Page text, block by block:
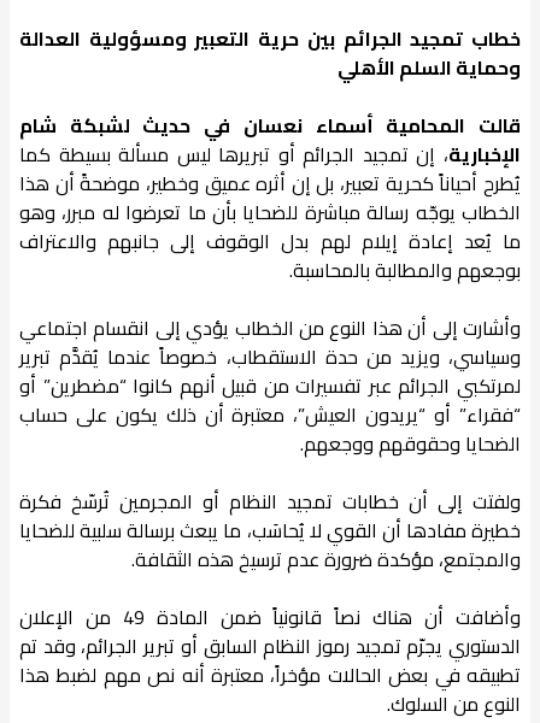
خطاب تمجيد الجرائم بين حرية التعبير ومسؤولية العدالة
وحماية السلم الأهلي
قالت المحامية أسماء نعسان في حديث لشبكة شام
الإخبارية، إن تمجيد الجرائم أو تبريرها ليس مسألة بسيطة كما
يُطرح أحياناً كحرية تعبير، بل إن أثره عميق وخطير، موضحةً أن هذا
الخطاب يوجّه رسالة مباشرة للضحايا بأن ما تعرضوا له مبرر، وهو
ما يُعد إعادة إيلام لهم بدل الوقوف إلى جانبهم والاعتراف
بوجعهم والمطالبة بالمحاسبة.
وأشارت إلى أن هذا النوع من الخطاب يؤدي إلى انقسام اجتماعي
وسياسي، ويزيد من حدة الاستقطاب، خصوصاً عندما يُقدَّم تبرير
لمرتكبي الجرائم عبر تفسيرات من قبيل أنهم كانوا “مضطرين” أو
“فقراء” أو “يريدون العيش”، معتبرة أن ذلك يكون على حساب
الضحايا وحقوقهم ووجعهم.
ولفتت إلى أن خطابات تمجيد النظام أو المجرمين تُرسّخ فكرة
خطيرة مفادها أن القوي لا يُحاسَب، ما يبعث برسالة سلبية للضحايا
والمجتمع، مؤكدة ضرورة عدم ترسيخ هذه الثقافة.
وأضافت أن هناك نصاً قانونياً ضمن المادة 49 من الإعلان
الدستوري يجرّم تمجيد رموز النظام السابق أو تبرير الجرائم، وقد تم
تطبيقه في بعض الحالات مؤخراً، معتبرة أنه نص مهم لضبط هذا
النوع من السلوك.